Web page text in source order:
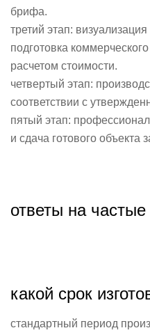
брифа.
третий этап:
подготовка
расчетом стоимости.
четвертый этап:
соответствии с
пятый этап:
и сдача готового объекта
ответы на
какой срок
стандартный период